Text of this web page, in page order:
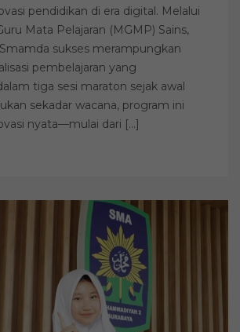
pendidikan di era digital. Melalui
Mata Pelajaran (MGMP) Sains,
sukses merampungkan
pembelajaran yang
tiga sesi maraton sejak awal
sekadar wacana, program ini
nyata—mulai dari […]